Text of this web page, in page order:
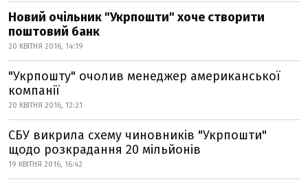
Новий очільник "Укрпошти" хоче створити
поштовий банк
20 КВІТНЯ 2016, 14:19
"Укрпошту" очолив менеджер американської
компанії
20 КВІТНЯ 2016, 12:21
СБУ викрила схему чиновників "Укрпошти"
щодо розкрадання 20 мільйонів
19 КВІТНЯ 2016, 16:42